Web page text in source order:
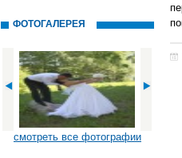
ФОТОГАЛЕРЕЯ
смотреть все фотографии